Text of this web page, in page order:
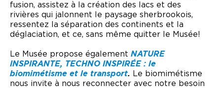
fusion, assistez à la création des lacs et des
rivières qui jalonnent le paysage sherbrookois,
ressentez la séparation des continents et la
déglaciation, et ce, sans même quitter le Musée!
Le Musée propose également NATURE
INSPIRANTE, TECHNO INSPIRÉE : le
biomimétisme et le transport. Le biomimétisme
nous invite à nous reconnecter avec notre besoin